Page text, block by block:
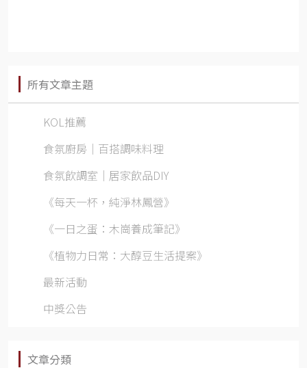
所有文章主題
KOL推薦
食氛廚房｜百搭調味料理
食氛飲調室｜居家飲品DIY
《每天一杯，純淨林鳳營》
《一日之蛋：木崗養成筆記》
《植物力日常：大醇豆生活提案》
最新活動
中獎公告
文章分類